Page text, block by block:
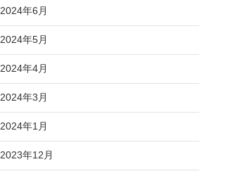
2024年6月
2024年5月
2024年4月
2024年3月
2024年1月
2023年12月